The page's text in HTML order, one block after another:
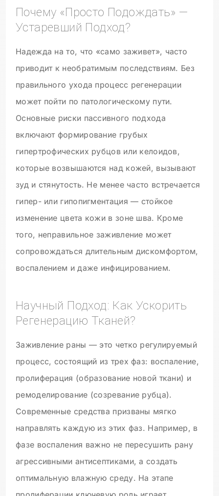
Почему «просто Подождать» —
Устаревший Подход?
Надежда на то, что «само заживет», часто
приводит к необратимым последствиям. Без
правильного ухода процесс регенерации
может пойти по патологическому пути.
Основные риски пассивного подхода
включают формирование грубых
гипертрофических рубцов или келоидов,
которые возвышаются над кожей, вызывают
зуд и стянутость. Не менее часто встречается
гипер- или гипопигментация — стойкое
изменение цвета кожи в зоне шва. Кроме
того, неправильное заживление может
сопровождаться длительным дискомфортом,
воспалением и даже инфицированием.
Научный Подход: Как Ускорить
Регенерацию Тканей?
Заживление раны — это четко регулируемый
процесс, состоящий из трех фаз: воспаление,
пролиферация (образование новой ткани) и
ремоделирование (созревание рубца).
Современные средства призваны мягко
направлять каждую из этих фаз. Например, в
фазе воспаления важно не пересушить рану
агрессивными антисептиками, а создать
оптимальную влажную среду. На этапе